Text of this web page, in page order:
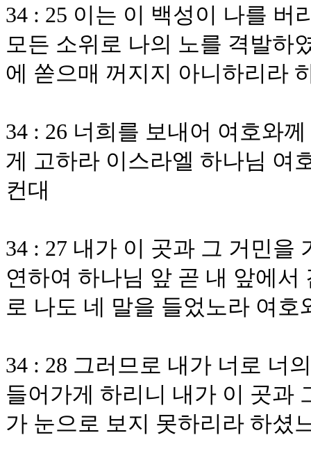
34 : 25 이는 이 백성이 나를 버
모든 소위로 나의 노를 격발하
에 쏟으매 꺼지지 아니하리라
34 : 26 너희를 보내어 여호와
게 고하라 이스라엘 하나님 여
컨대
34 : 27 내가 이 곳과 그 거민을
연하여 하나님 앞 곧 내 앞에
로 나도 네 말을 들었노라 여호
34 : 28 그러므로 내가 너로 너
들어가게 하리니 내가 이 곳과
가 눈으로 보지 못하리라 하셨